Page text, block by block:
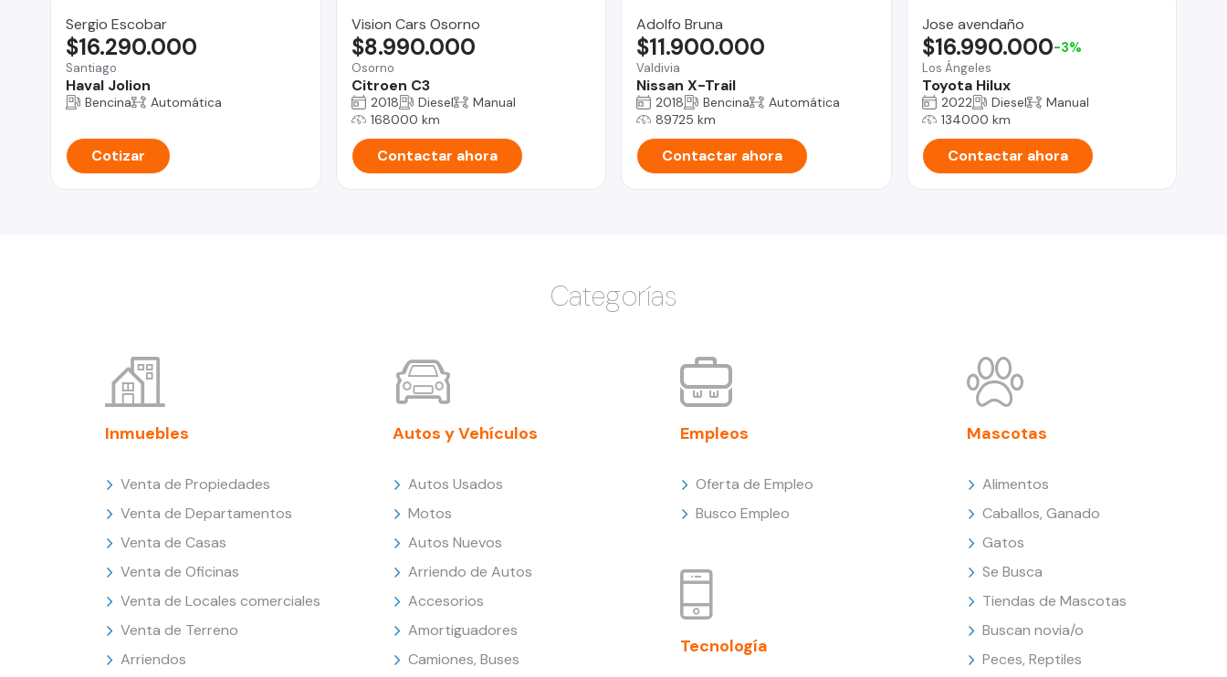
Sergio Escobar
Santiago
Haval Jolion
$16.290.000
Bencina Automática
Cotizar
Vision Cars Osorno
Osorno
Citroen C3
$8.990.000
2018 Diesel
Manual
168000 km
Contactar ahora
Adolfo Bruna
Valdivia
Nissan X-Trail
$11.900.000
2018 Bencina
Automática
89725 km
Contactar ahora
Jose avendaño
Los Ángeles
Toyota Hilux
$16.990.000-3%
2022 Diesel
Manual
134000 km
Contactar ahora
Categorías
Inmuebles
Venta de Propiedades
Venta de Departamentos
Venta de Casas
Venta de Oficinas
Venta de Locales comerciales
Venta de Terreno
Arriendos
Autos y Vehículos
Autos Usados
Motos
Autos Nuevos
Arriendo de Autos
Accesorios
Amortiguadores
Camiones, Buses
Empleos
Oferta de Empleo
Busco Empleo
Tecnología
Mascotas
Alimentos
Caballos, Ganado
Gatos
Se Busca
Tiendas de Mascotas
Buscan novia/o
Peces, Reptiles